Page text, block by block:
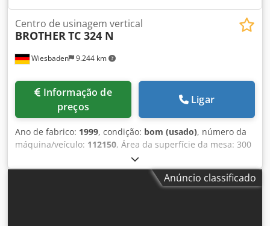
Wiesbaden 9.244 km
Centro de usinagem vertical
BROTHERTC 324 N
preços
Ligar
Ano de fabrico: 1999, condição: bom (usado), número da
máquina/veículo: 112150, Área da superfície da mesa: 300
x 500 mm Percurso x / y / z: 420/300/250 mm Montagem
em fuso: BT 30 pequena / grande Tabela de distâncias /
fuso: Velocidades do fuso: aprox. 10 - 10000 rpm Feeds:
Anúncio classificado